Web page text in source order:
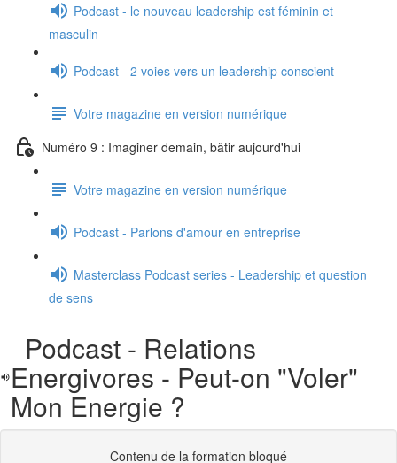
Podcast - le nouveau leadership est féminin et
masculin
Podcast - 2 voies vers un leadership conscient
Votre magazine en version numérique
Numéro 9 : Imaginer demain, bâtir aujourd'hui
Votre magazine en version numérique
Podcast - Parlons d'amour en entreprise
Masterclass Podcast series - Leadership et question
de sens
Podcast - Relations
Energivores - Peut-on "Voler"
Mon Energie ?
Contenu de la formation bloqué